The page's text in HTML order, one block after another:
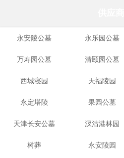
永安陵公墓 永乐园公墓
万寿园公墓 清颐园公墓
西城寝园 天福陵园
永定塔陵 果园公墓
天津长安公墓 汊沽港林园
树葬 永安陵园